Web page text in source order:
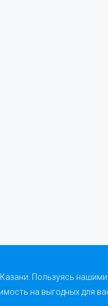
Пользуясь
на выгодных для